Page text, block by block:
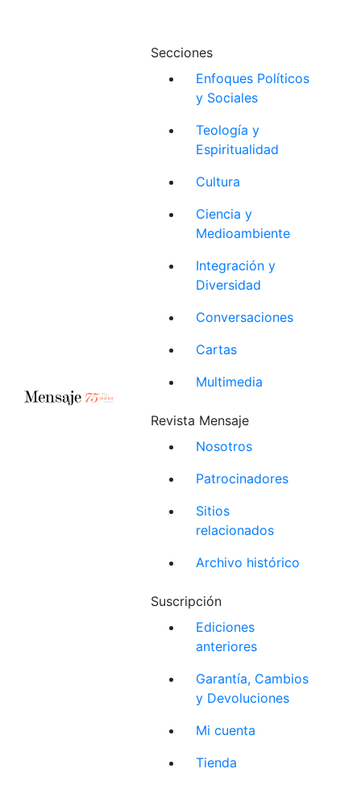
Secciones
Enfoques Políticos
y Sociales
Teología y
Espiritualidad
Cultura
Ciencia y
Medioambiente
Integración y
Diversidad
Conversaciones
Cartas
Multimedia
Revista Mensaje
Nosotros
Patrocinadores
Sitios
relacionados
Archivo histórico
Suscripción
Ediciones
anteriores
Garantía, Cambios
y Devoluciones
Mi cuenta
Tienda